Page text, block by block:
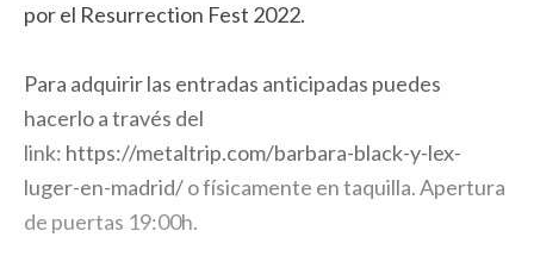
por el Resurrection Fest 2022.
Para adquirir las entradas anticipadas puedes
hacerlo a través del
link: https://metaltrip.com/barbara-black-y-lex-
luger-en-madrid/o físicamente en taquilla. Apertura
de puertas 19:00h.